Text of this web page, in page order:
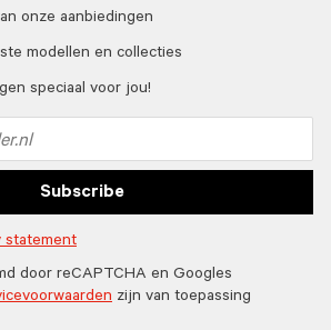
onze aanbiedingen
modellen en collecties
speciaal voor jou!
Subscribe
statement
door reCAPTCHA en Googles
zijn van toepassing